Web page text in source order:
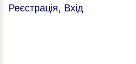
Реєстрація, Вхід